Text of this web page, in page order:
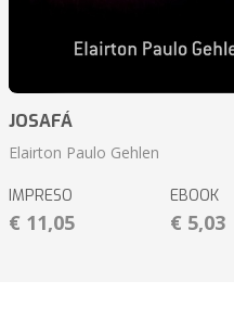
JOSAFÁ
Elairton Paulo Gehlen
IMPRESO
€ 11,05
EBOOK
€ 5,03